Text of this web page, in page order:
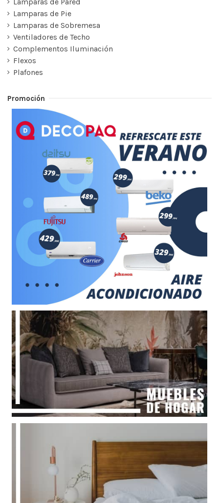
Lamparas de Pie
Lamparas de Sobremesa
Ventiladores de Techo
Complementos Iluminación
Flexos
Plafones
Promoción